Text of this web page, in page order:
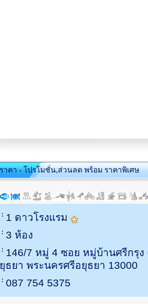
าคา - โปรโมชั่น,ส่วนลด พร้อม ราคาพิเศษ
: 1 ดาวโรงแรม
: 3 ห้อง
: 146/7 หมู่ 4 ซอย หมู่บ้านศรีกรุง
ธยา พระนครศรีอยุธยา 13000
: 087 754 5375